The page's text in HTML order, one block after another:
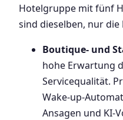
Hotelgruppe mit fünf
sind dieselben, nur
Boutique- und
hohe Erwartung
Servicequalität.
Wake-up-
Ansagen und KI-